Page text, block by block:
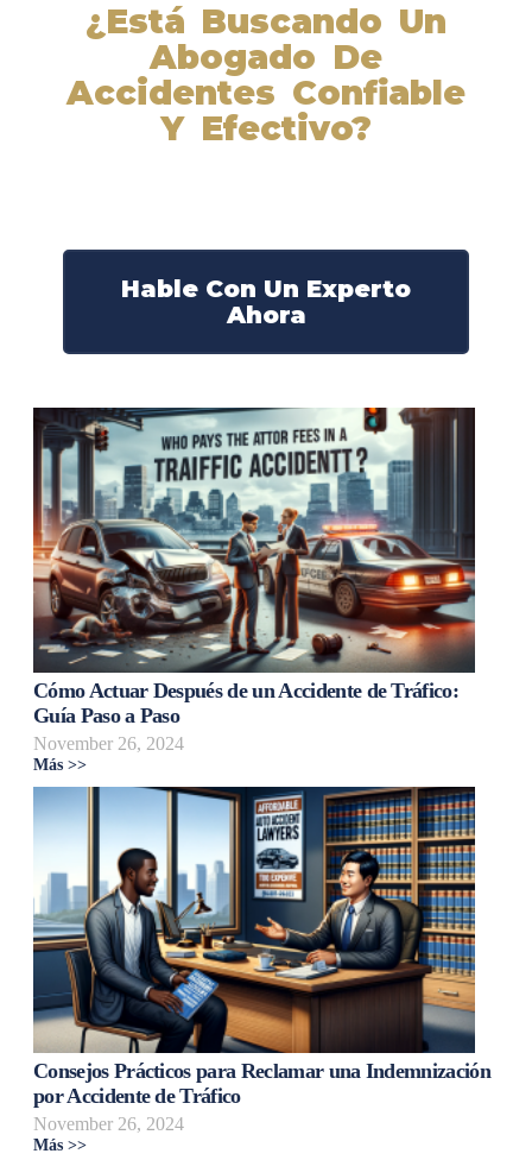
¿Está Buscando Un
Abogado De
Accidentes Confiable
Y Efectivo?
Hable Con Un Experto
Ahora
Cómo Actuar Después de un Accidente de Tráfico:
Guía Paso a Paso
November 26, 2024
Más >>
Consejos Prácticos para Reclamar una Indemnización
por Accidente de Tráfico
November 26, 2024
Más >>